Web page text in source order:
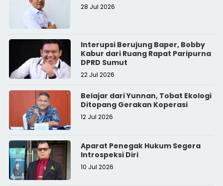
28 Jul 2026
Interupsi Berujung Baper, Bobby
Kabur dari Ruang Rapat Paripurna
DPRD Sumut
22 Jul 2026
Belajar dari Yunnan, Tobat Ekologi
Ditopang Gerakan Koperasi
12 Jul 2026
Aparat Penegak Hukum Segera
Introspeksi Diri
10 Jul 2026